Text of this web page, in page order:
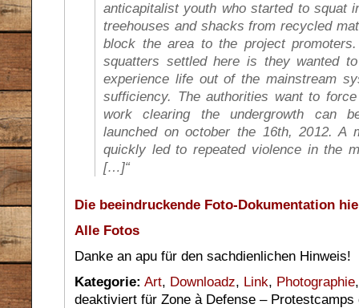
anticapitalist youth who started to squat
treehouses and shacks from recycled
block the area to the project
squatters settled here is they wanted
experience life out of the mainstream
sufficiency. The authorities want to
work clearing the undergrowth can
launched on october the 16th, 2012. A
quickly led to repeated violence in the
[…]“
Die beeindruckende Foto-Dokumentation
Alle Fotos
Danke an apu für den sachdienlichen Hinweis!
Kategorie: Art, Downloadz, Link, Photographie
deaktiviert für Zone à Defense – Protestcamps